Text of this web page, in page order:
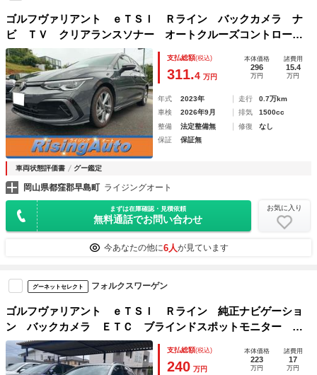
ゴルフヴァリアント ｅＴＳＩ Ｒライン バックカメラ ナ
ビ ＴＶ クリアランスソナー オートクルーズコントロー
ル レーンアシスト 衝突被害軽減システム アルミホイー
ル ＬＥＤヘッドランプ スマートキー アイドリングストッ
プ シートヒーター
支払総額(税込)
311.4 万円
本体価格
296
万円
諸費用
15.4
万円
年式 2023年 走行
0.7万km
車検
2026年9月 排気
1500cc
整備
法定整備無 修復
なし
保証
保証無
車両状態評価書 グー鑑定
岡山県都窪郡早島町 ライジングオート
まずは在庫確認・見積依頼
無料通話でお問い合わせ
お気に入り
今あなたの他に6人が見ています
グーネットセレクト フォルクスワーゲン
ゴルフヴァリアント ｅＴＳＩ Ｒライン 純正ナビゲーショ
ン バックカメラ ＥＴＣ ブラインドスポットモニター ア
ダクティブクルーズコントロール シートヒーター ドライブ
レコーダー
支払総額(税込)
240 万円
本体価格
223
万円
諸費用
17
万円